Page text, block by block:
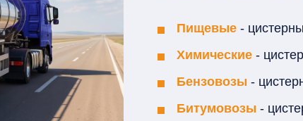
Пищевые -
Химические -
Бензовозы -
Битумовозы -